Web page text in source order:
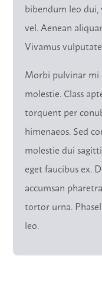
bibendum leo
vel. Aenean
Vivamus
Morbi pulvinar mi
molestie. Class
torquent per
himenaeos. Sed
molestie dui
eget faucibus ex.
accumsan
tortor urna.
leo.